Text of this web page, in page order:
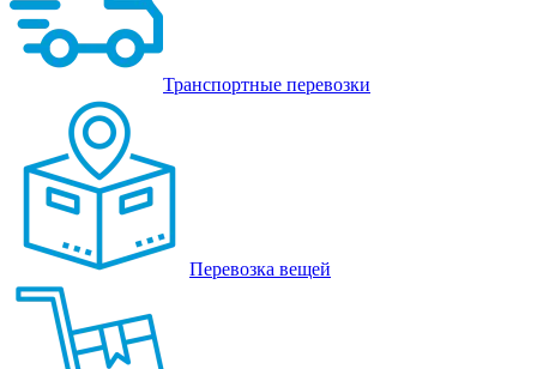
Транспортные перевозки
Перевозка вещей